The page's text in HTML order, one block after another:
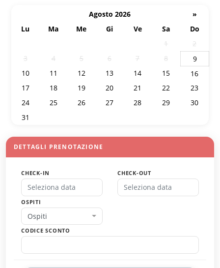
Agosto 2026
»
Lu
Ma Me Gi Ve Sa
Do
1
2
3
4 5 6 7 8
9
10
11 12 13 14 15
16
17
18 19 20 21 22
23
24
25 26 27 28 29
30
31
DETTAGLI PRENOTAZIONE
CHECK-IN CHECK-OUT
OSPITI
Ospiti
CODICE SCONTO